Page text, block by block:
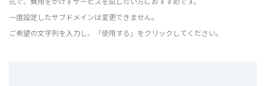
一度設定したサブドメインは変更できません。
ご希望の文字列を入力し、「使用する」をクリックしてください。